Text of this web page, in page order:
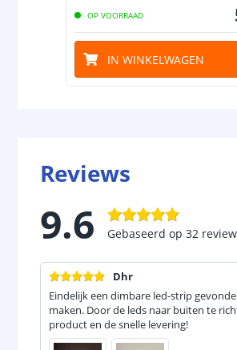
OP VOORRAAD
IN WINKELWAGEN
Reviews
9.6 Gebaseerd op 32
Dhr
Eindelijk een dimbare led-strip
maken. Door de leds naar buiten te
product en de snelle levering!